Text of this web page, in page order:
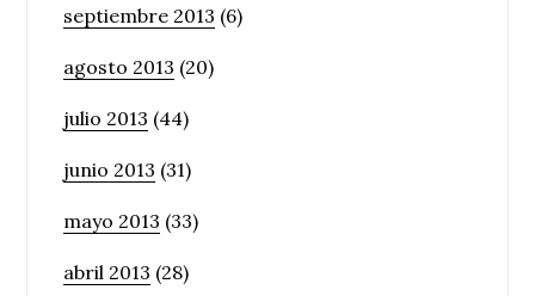
septiembre 2013 (6)
agosto 2013 (20)
julio 2013 (44)
junio 2013 (31)
mayo 2013 (33)
abril 2013 (28)